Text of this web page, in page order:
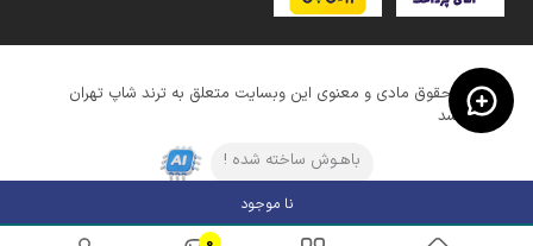
کلیه حقوق مادی و معنوی این وبسایت متعلق به ترند شاپ تهران
میباشد
باهـوش ساخته شده !
نا موجود